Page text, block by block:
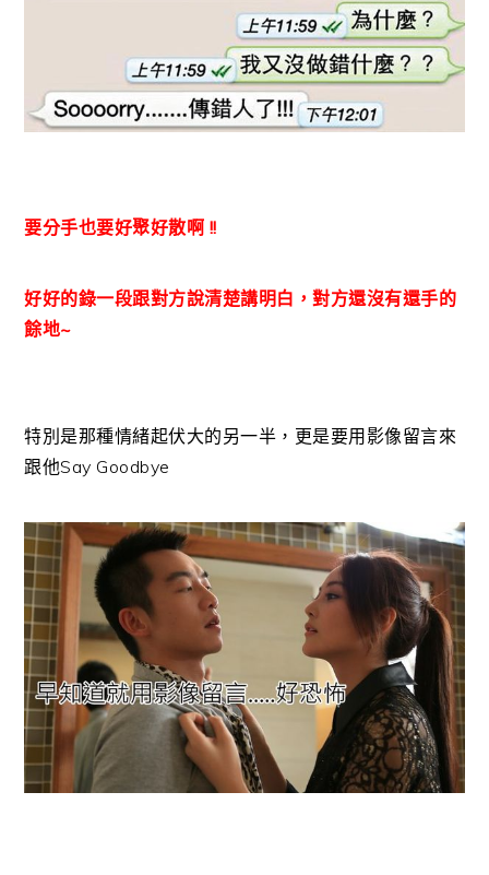
要分手也要好聚好散啊 !!
好好的錄一段跟對方說清楚講明白，對方還沒有還手的
餘地~
特別是那種情緒起伏大的另一半，更是要用影像留言來
跟他Say Goodbye